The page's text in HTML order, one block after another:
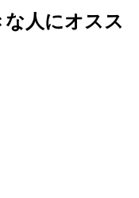
人にオスス